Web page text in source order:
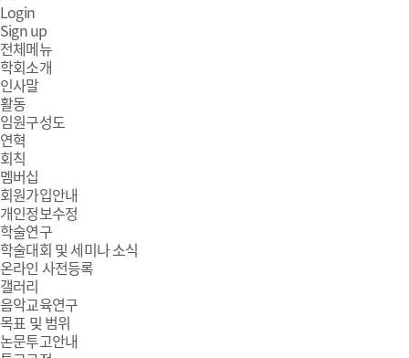
Login
Sign up
전체메뉴
학회소개
인사말
활동
임원구성도
연혁
회칙
멤버십
회원가입안내
개인정보수정
학술연구
학술대회 및 세미나 소식
온라인 사전등록
갤러리
음악교육연구
목표 및 범위
논문투고안내